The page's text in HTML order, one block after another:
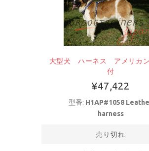
大型犬 ハーネス アメリカ
付
¥47,422
型番: H1AP#1058
harness
売り切れ